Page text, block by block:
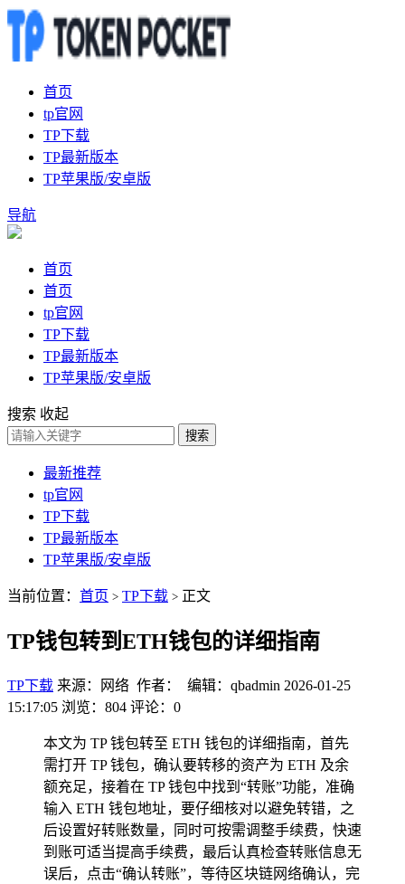
首页
tp官网
TP下载
TP最新版本
TP苹果版/安卓版
导航
首页
首页
tp官网
TP下载
TP最新版本
TP苹果版/安卓版
搜索 收起
搜索
最新推荐
tp官网
TP下载
TP最新版本
TP苹果版/安卓版
当前位置： 首页 > TP下载 > 正文
TP钱包转到ETH钱包的详细指南
TP下载 来源：网络 作者： 编辑：qbadmin 2026-01-25
15:17:05 浏览：804 评论：0
本文为 TP 钱包转至 ETH 钱包的详细指南，首先
需打开 TP 钱包，确认要转移的资产为 ETH 及余
额充足，接着在 TP 钱包中找到“转账”功能，准确
输入 ETH 钱包地址，要仔细核对以避免转错，之
后设置好转账数量，同时可按需调整手续费，快速
到账可适当提高手续费，最后认真检查转账信息无
误后，点击“确认转账”，等待区块链网络确认，完